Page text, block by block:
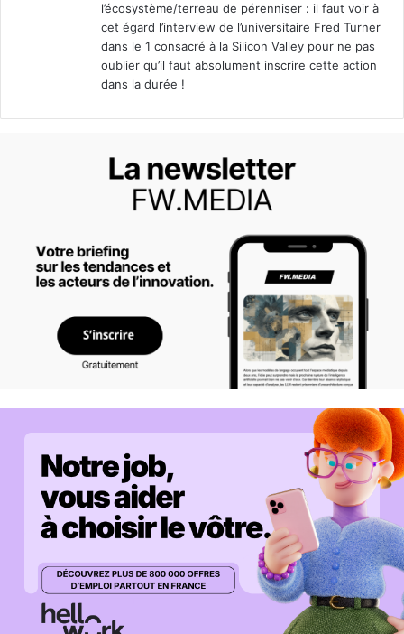
l’écosystème/terreau de pérenniser : il faut voir à
cet égard l’interview de l’universitaire Fred Turner
dans le 1 consacré à la Silicon Valley pour ne pas
oublier qu’il faut absolument inscrire cette action
dans la durée !